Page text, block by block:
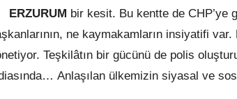
ERZURUM bir kesit. Bu kentte de CHP’ye
ne kaymakamların insiyatifi var.
Teşkilâtın bir gücünü de polis
Anlaşılan ülkemizin siyasal ve